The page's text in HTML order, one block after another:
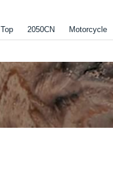
Top 2050CN Motorcycle